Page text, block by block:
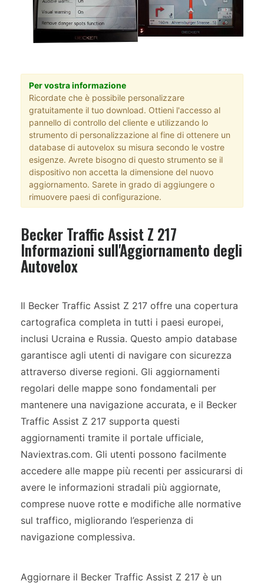
Per vostra informazione
Ricordate che è possibile personalizzare
gratuitamente il tuo download. Ottieni l'accesso al
pannello di controllo del cliente e utilizzando lo
strumento di personalizzazione al fine di ottenere un
database di autovelox su misura secondo le vostre
esigenze. Avrete bisogno di questo strumento se il
dispositivo non accetta la dimensione del nuovo
aggiornamento. Sarete in grado di aggiungere o
rimuovere paesi di configurazione.
Becker Traffic Assist Z 217
Informazioni sull'Aggiornamento degli
Autovelox
Il Becker Traffic Assist Z 217 offre una copertura
cartografica completa in tutti i paesi europei,
inclusi Ucraina e Russia. Questo ampio database
garantisce agli utenti di navigare con sicurezza
attraverso diverse regioni. Gli aggiornamenti
regolari delle mappe sono fondamentali per
mantenere una navigazione accurata, e il Becker
Traffic Assist Z 217 supporta questi
aggiornamenti tramite il portale ufficiale,
Naviextras.com. Gli utenti possono facilmente
accedere alle mappe più recenti per assicurarsi di
avere le informazioni stradali più aggiornate,
comprese nuove rotte e modifiche alle normative
sul traffico, migliorando l’esperienza di
navigazione complessiva.
Aggiornare il Becker Traffic Assist Z 217 è un